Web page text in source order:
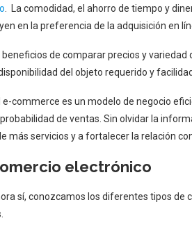
. La comodidad, el ahorro de tiempo y
en la preferencia de la adquisición en
de comparar precios y
del objeto requerido y
e-commerce es un modelo de negocio
de ventas. Sin olvidar la
más servicios y a fortalecer la relación
electrónico
sí, conozcamos los diferentes tipos